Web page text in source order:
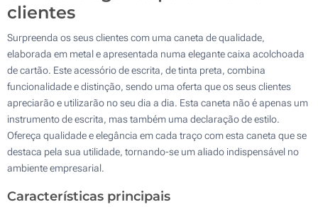
Sem impressão
clientes
Surpreenda os seus clientes com uma caneta de qualidade,
elaborada em metal e apresentada numa elegante caixa acolchoada
de cartão. Este acessório de escrita, de tinta preta, combina
funcionalidade e distinção, sendo uma oferta que os seus clientes
apreciarão e utilizarão no seu dia a dia. Esta caneta não é apenas um
instrumento de escrita, mas também uma declaração de estilo.
Ofereça qualidade e elegância em cada traço com esta caneta que se
destaca pela sua utilidade, tornando-se um aliado indispensável no
ambiente empresarial.
Características principais